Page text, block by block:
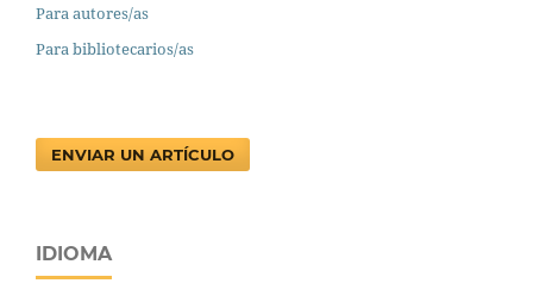
Para autores/as
Para bibliotecarios/as
ENVIAR UN ARTÍCULO
IDIOMA